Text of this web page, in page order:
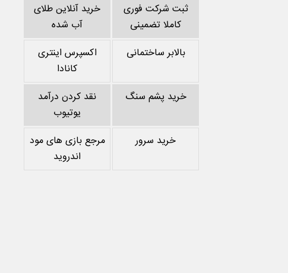
ثبت شرکت فوری
کاملا تضمینی
خرید آنلاین طلای
آب شده
بالابر ساختمانی
اکسپرس اینتری
کانادا
خرید پشم سنگ
نقد کردن درآمد
یوتیوب
خرید سرور
مرجع بازی های مود
اندروید